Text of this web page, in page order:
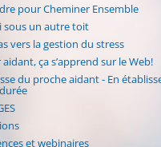
pour Cheminer Ensemble
sous un autre toit
vers la gestion du stress
ça s’apprend sur le Web!
du proche aidant - En
et webinaires